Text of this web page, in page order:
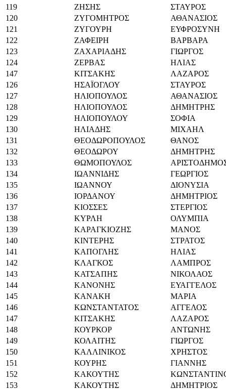
119 ΖΗΣΗΣ
ΣΤΑΥΡΟΣ
120
ΖΥΓΟΜΗΤΡΟΣ
ΑΘΑΝΑΣΙΟΣ
121
ΖΥΓΟΥΡΗ
ΕΥΦΡΟΣΥΝΗ
122
ΖΑΦΕΙΡΗ
ΒΑΡΒΑΡΑ
123
ΖΑΧΑΡΙΑΔΗΣ
ΓΙΩΡΓΟΣ
124
ΖΕΡΒΑΣ
ΗΛΙΑΣ
147
ΚΙΤΣΑΚΗΣ
ΛΑΖΑΡΟΣ
126
ΗΣΑΪΟΓΛΟΥ
ΣΤΑΥΡΟΣ
127
ΗΛΙΟΠΟΥΛΟΣ
ΑΘΑΝΑΣΙΟΣ
128
ΗΛΙΟΠΟΥΛΟΣ
ΔΗΜΗΤΡΗΣ
129
ΗΛΙΟΠΟΥΛΟΥ
ΣΟΦΙΑ
130
ΗΛΙΑΔΗΣ
ΜΙΧΑΗΛ
131
ΘΕΟΔΩΡΟΠΟΥΛΟΣ
ΘΑΝΟΣ
132
ΘΕΟΔΩΡΟΥ
ΔΗΜΗΤΡΗΣ
133
ΘΩΜΟΠΟΥΛΟΣ
134
ΙΩΑΝΝΙΔΗΣ
ΓΕΩΡΓΙΟΣ
135
ΙΩΑΝΝΟΥ
ΔΙΟΝΥΣΙΑ
136
ΙΟΡΔΑΝΟΥ
ΔΗΜΗΤΡΙΟΣ
137
ΚΙΟΣΣΕΣ
ΣΤΕΡΓΙΟΣ
138
ΚΥΡΛΗ
ΟΛΥΜΠΙΑ
139
ΚΑΡΑΓΚΙΟΖΗΣ
ΜΑΝΟΣ
140
ΚΙΝΤΕΡΗΣ
ΣΤΡΑΤΟΣ
141
ΚΑΠΟΓΛΗΣ
ΗΛΙΑΣ
142
ΚΛΑΓΚΟΣ
ΛΑΜΠΡΟΣ
143
ΚΑΤΣΑΠΗΣ
ΝΙΚΟΛΑΟΣ
144
ΚΑΝΟΝΗΣ
ΕΥΑΓΓΕΛΟΣ
145
ΚΑΝΑΚΗ
ΜΑΡΙΑ
146
ΚΩΝΣΤΑΝΤΑΤΟΣ
ΑΓΓΕΛΟΣ
147
ΚΙΤΣΑΚΗΣ
ΛΑΖΑΡΟΣ
148
ΚΟΥΡΚΟΡ
ΑΝΤΩΝΗΣ
149
ΚΟΛΑΙΤΗΣ
ΓΙΩΡΓΟΣ
150
ΚΑΛΛΙΝΙΚΟΣ
ΧΡΗΣΤΟΣ
151
ΚΟΥΡΗΣ
ΓΙΑΝΝΗΣ
152
ΚΑΚΟΥΤΗΣ
153
ΚΑΚΟΥΤΗΣ
ΔΗΜΗΤΡΙΟΣ